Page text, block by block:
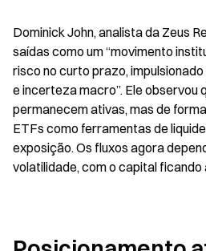
Dominick John, analista da Zeus
saídas como um “movimento
risco no curto prazo,
e incerteza macro”. Ele observou
permanecem ativas, mas de
ETFs como ferramentas de
exposição. Os fluxos agora
volatilidade, com o capital ficando